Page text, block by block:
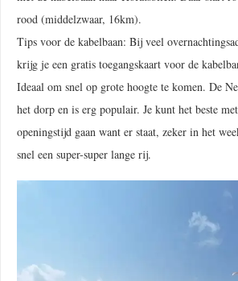
rood (middelzwaar, 16km).
Tips voor de kabelbaan: Bij veel
krijg je een gratis toegangskaart voor de
Ideaal om snel op grote hoogte te komen. De
het dorp en is erg populair. Je kunt het beste
openingstijd gaan want er staat, zeker in het
snel een super-super lange rij.